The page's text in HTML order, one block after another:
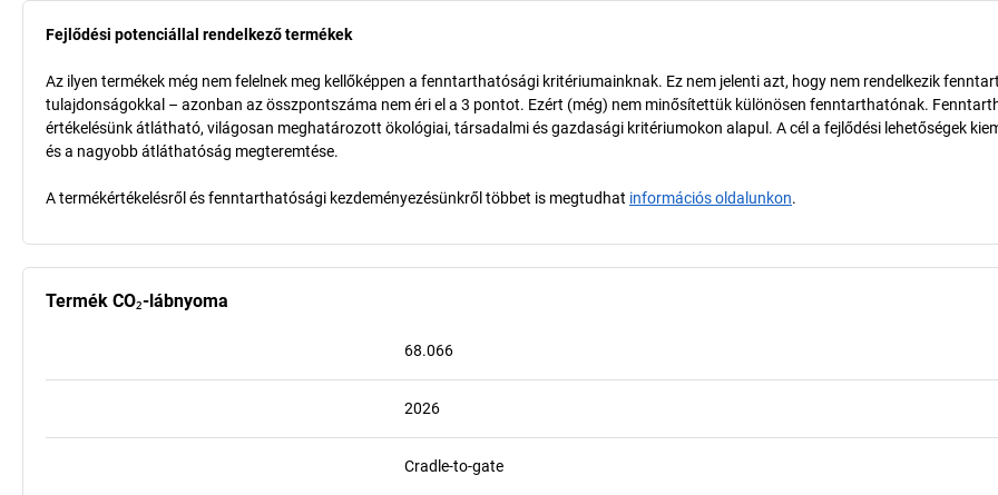
Fejlődési potenciállal rendelkező termékek
Az ilyen termékek még nem felelnek meg kellőképpen a fenntarthatósági kritériumainknak. Ez nem jelenti azt, hogy nem rendelkezik
tulajdonságokkal – azonban az összpontszáma nem éri el a 3 pontot. Ezért (még) nem minősítettük különösen fenntarthatónak.
értékelésünk átlátható, világosan meghatározott ökológiai, társadalmi és gazdasági kritériumokon alapul. A cél a fejlődési lehetőségek
és a nagyobb átláthatóság megteremtése.
A termékértékelésről és fenntarthatósági kezdeményezésünkről többet is megtudhat információs oldalunkon.
Termék CO₂-lábnyoma
68.066
2026
Cradle-to-gate